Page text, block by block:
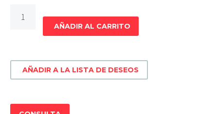
HORIZONTAL
LITROS
FHENX16150
cantidad
AÑADIR AL CARRITO
AÑADIR A LA LISTA DE DESEOS